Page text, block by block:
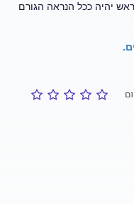
יהיה ככל הנראה הגורם